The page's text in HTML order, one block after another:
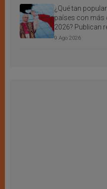
¿Qué tan
países con más
2026? Publican
9 Ago 2026